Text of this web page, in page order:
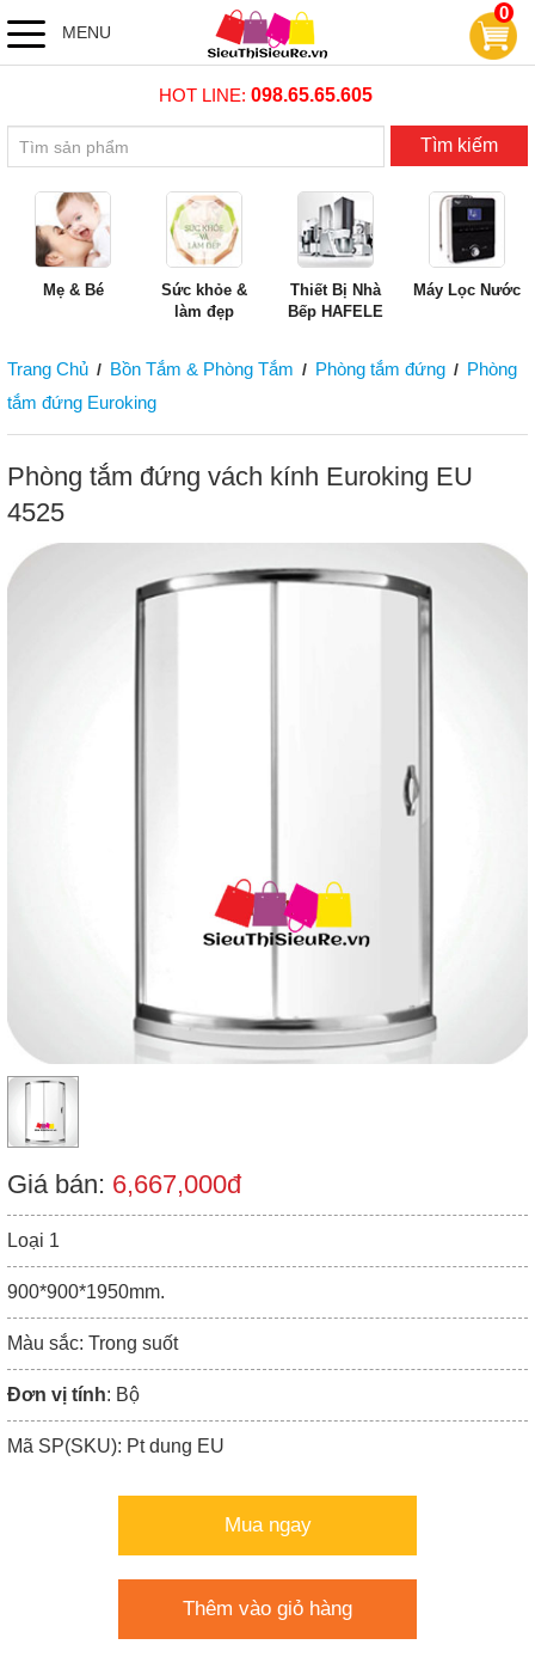
MENU
0
HOT LINE: 098.65.65.605
Tìm kiếm
Mẹ & Bé
Sức khỏe &
làm đẹp
Thiết Bị Nhà
Bếp HAFELE
Máy Lọc Nước
Trang Chủ / Bồn Tắm & Phòng Tắm / Phòng tắm đứng / Phòng
tắm đứng Euroking
Phòng tắm đứng vách kính Euroking EU
4525
Giá bán: 6,667,000đ
Loại 1
900*900*1950mm.
Màu sắc: Trong suốt
Đơn vị tính: Bộ
Mã SP(SKU): Pt dung EU
Mua ngay
Thêm vào giỏ hàng